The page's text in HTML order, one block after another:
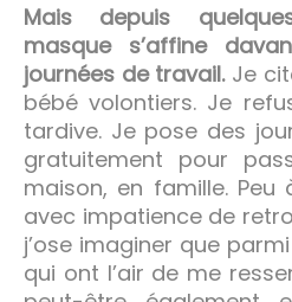
Mais depuis
masque s’affine
journées de travail.Je
bébé volontiers. Je
tardive. Je pose des
gratuitement pour
maison, en famille.
avec impatience de
j’ose imaginer que
qui ont l’air de me